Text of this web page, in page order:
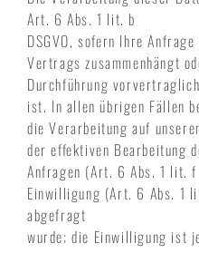
Art. 6 Abs. 1 lit. b
DSGVO, sofern Ihre
Vertrags zusammenhängt
Durchführung
ist. In allen übrigen Fällen
die Verarbeitung auf
der effektiven Bearbeitung
Anfragen (Art. 6 Abs. 1 lit. f
Einwilligung (Art. 6 Abs. 1
abgefragt
wurde; die Einwilligung ist